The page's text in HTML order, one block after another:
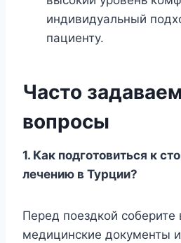
индивидуальный
пациенту.
Часто
вопросы
1. Как подготовиться к
лечению в Турции?
Перед поездкой
медицинские документы и